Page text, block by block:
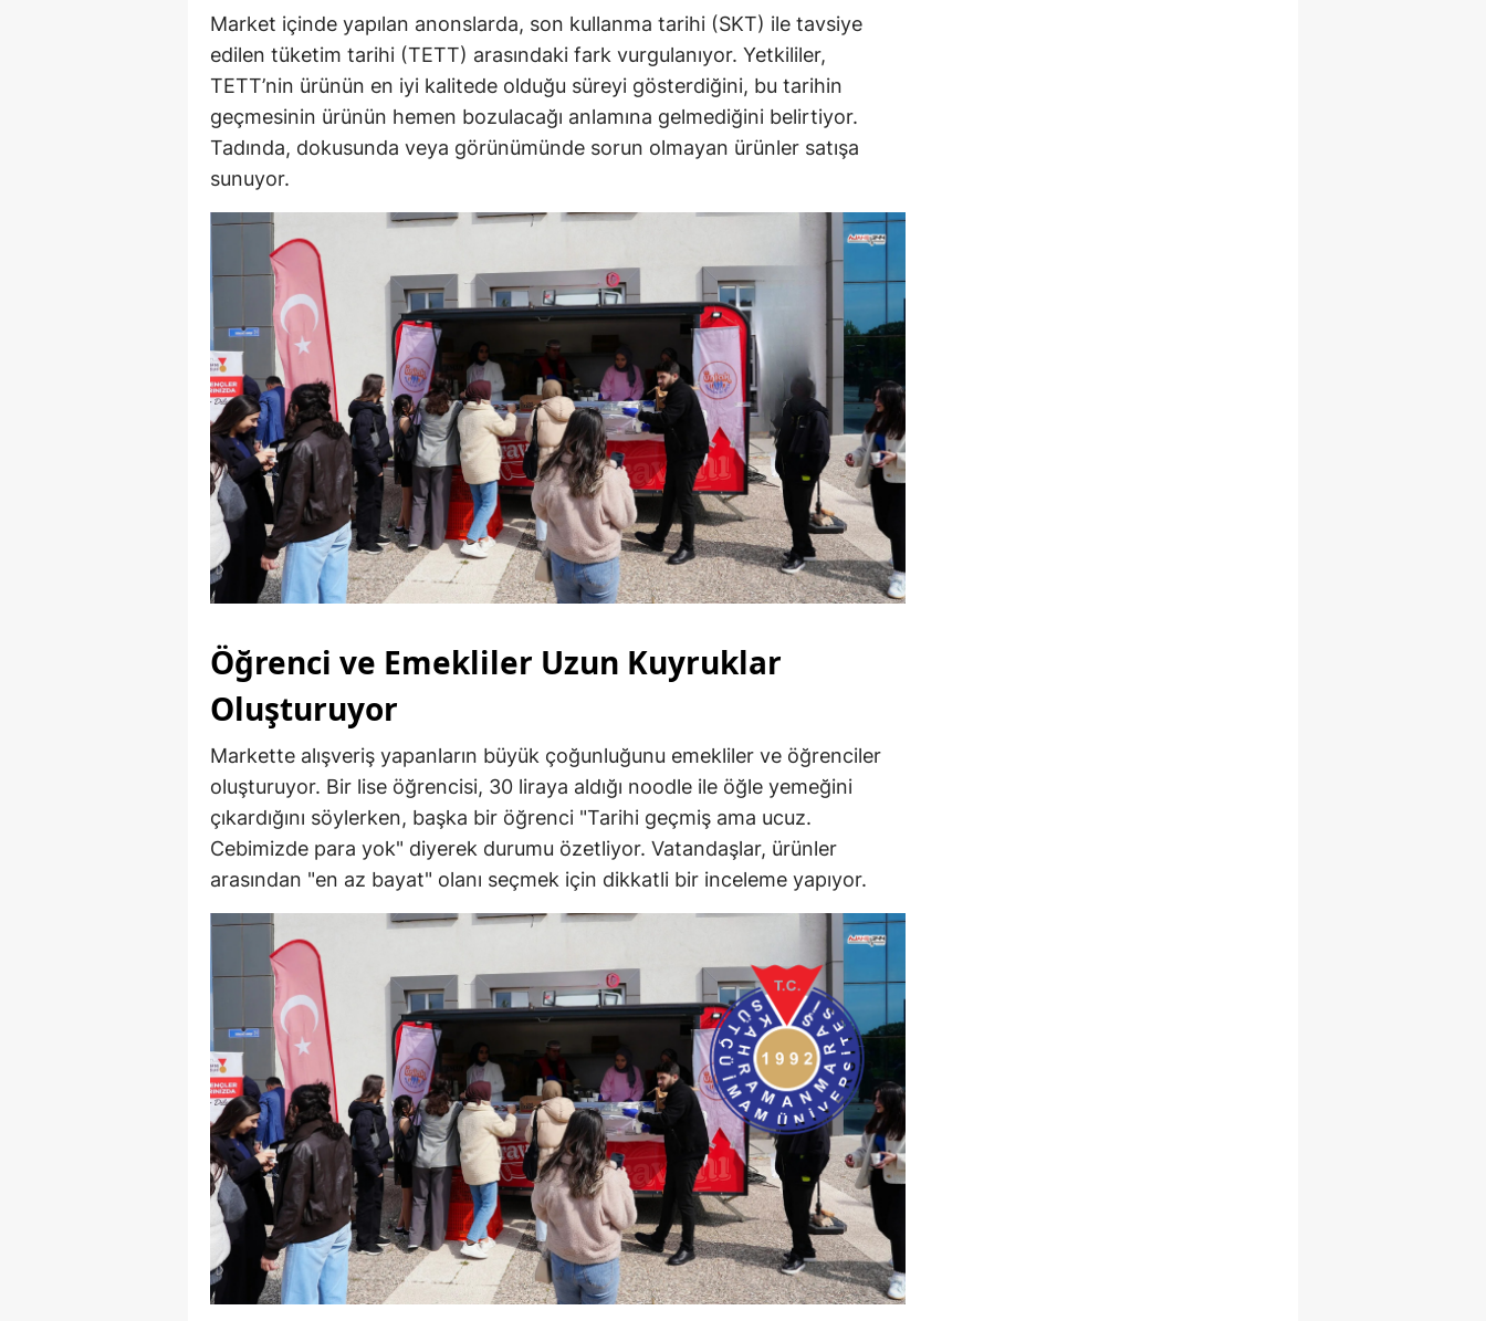
Market içinde yapılan anonslarda, son kullanma tarihi (SKT) ile tavsiye
edilen tüketim tarihi (TETT) arasındaki fark vurgulanıyor. Yetkililer,
TETT’nin ürünün en iyi kalitede olduğu süreyi gösterdiğini, bu tarihin
geçmesinin ürünün hemen bozulacağı anlamına gelmediğini belirtiyor.
Tadında, dokusunda veya görünümünde sorun olmayan ürünler satışa
sunuyor.
Öğrenci ve Emekliler Uzun Kuyruklar
Oluşturuyor
Markette alışveriş yapanların büyük çoğunluğunu emekliler ve öğrenciler
oluşturuyor. Bir lise öğrencisi, 30 liraya aldığı noodle ile öğle yemeğini
çıkardığını söylerken, başka bir öğrenci "Tarihi geçmiş ama ucuz.
Cebimizde para yok" diyerek durumu özetliyor. Vatandaşlar, ürünler
arasından "en az bayat" olanı seçmek için dikkatli bir inceleme yapıyor.